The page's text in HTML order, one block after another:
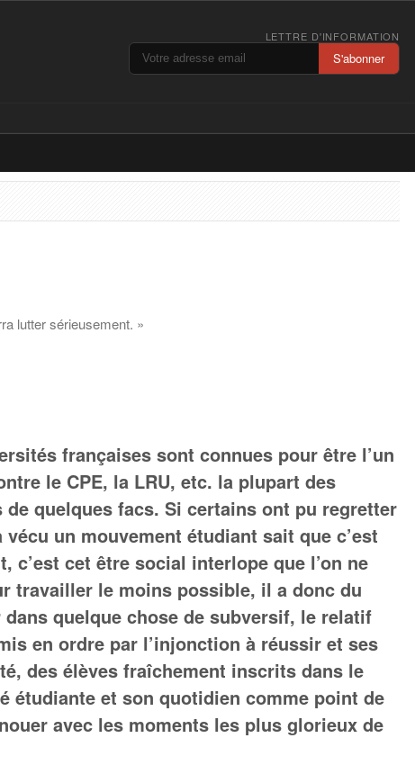
LETTRE D'INFORMATION
S'abonner
lutter sérieusement. »
françaises sont connues pour être l’un
le CPE, la LRU, etc. la plupart des
quelques facs. Si certains ont pu regretter
un mouvement étudiant sait que c’est
cet être social interlope que l’on ne
travailler le moins possible, il a donc du
quelque chose de subversif, le relatif
en ordre par l’injonction à réussir et ses
des élèves fraîchement inscrits dans le
étudiante et son quotidien comme point de
avec les moments les plus glorieux de